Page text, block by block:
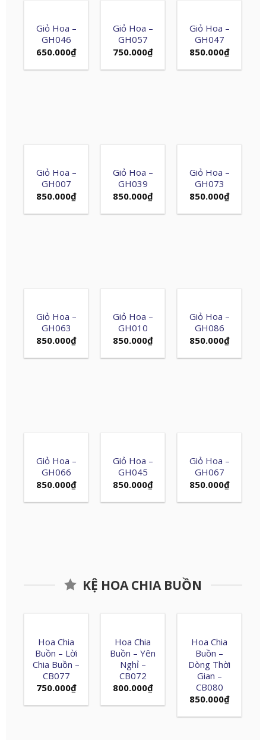
Giỏ Hoa –
GH046
650.000₫
Giỏ Hoa –
GH057
750.000₫
Giỏ Hoa –
GH047
850.000₫
Giỏ Hoa –
GH007
850.000₫
Giỏ Hoa –
GH039
850.000₫
Giỏ Hoa –
GH073
850.000₫
Giỏ Hoa –
GH063
850.000₫
Giỏ Hoa –
GH010
850.000₫
Giỏ Hoa –
GH086
850.000₫
Giỏ Hoa –
GH066
850.000₫
Giỏ Hoa –
GH045
850.000₫
Giỏ Hoa –
GH067
850.000₫
KỆ HOA CHIA BUỒN
Hoa Chia
Buồn – Lời
Chia Buồn –
CB077
750.000₫
Hoa Chia
Buồn – Yên
Nghỉ –
CB072
800.000₫
Hoa Chia
Buồn –
Dòng Thời
Gian –
CB080
850.000₫